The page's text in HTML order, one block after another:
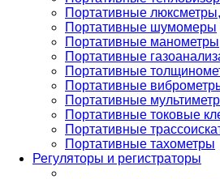
Портативные
Портативные шумомеры
Портативные манометры
Портативные
Портативные
Портативные
Портативные
Портативные токовые
Портативные
Портативные тахометры
Регуляторы и регистраторы